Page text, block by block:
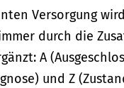
Versorgung
durch die
A
und Z